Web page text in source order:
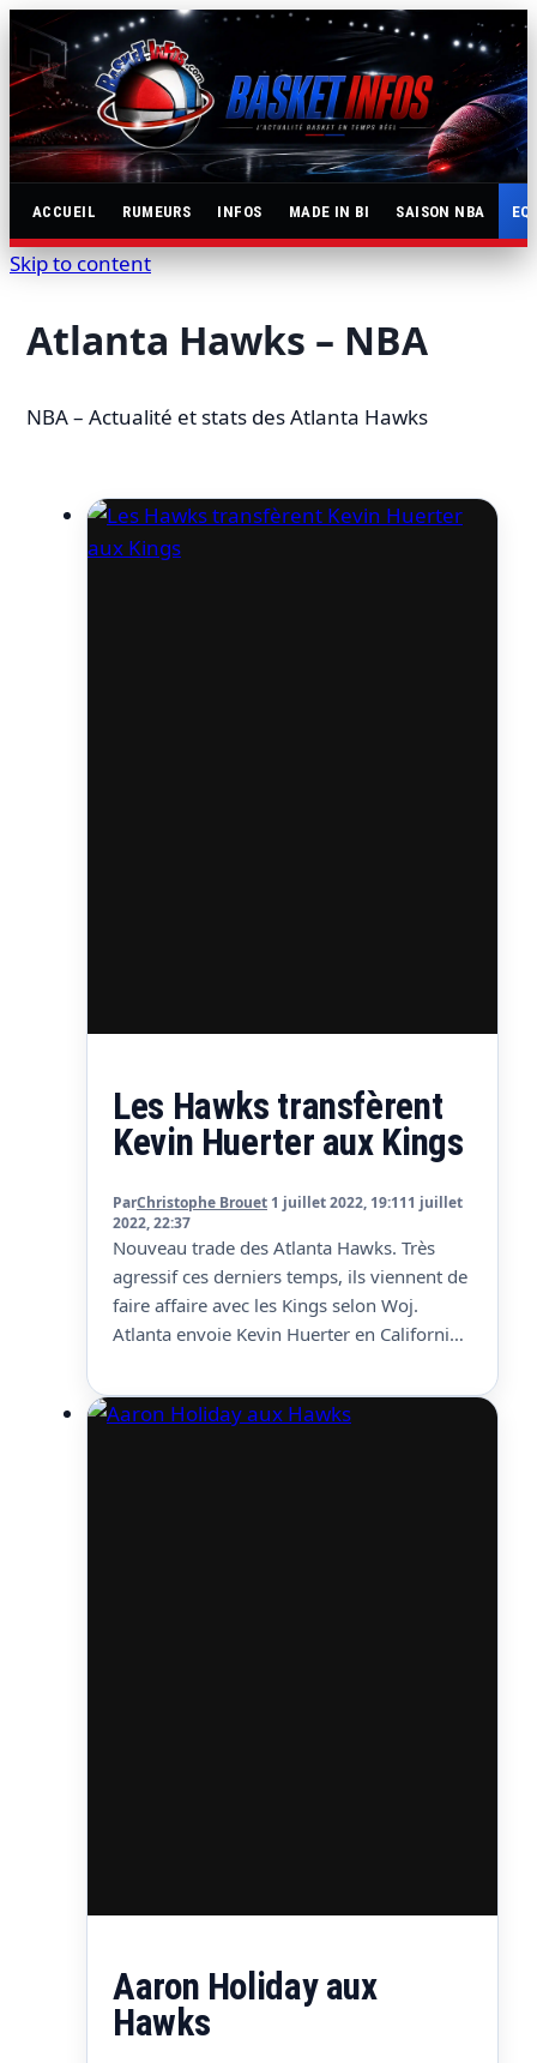
ACCUEIL RUMEURS INFOS MADE IN BI SAISON NBA
Skip to content
Atlanta Hawks – NBA
NBA – Actualité et stats des Atlanta Hawks
Les Hawks transfèrent
Kevin Huerter aux Kings
ParChristophe Brouet 1 juillet 2022, 19:111 juillet
2022, 22:37
Nouveau trade des Atlanta Hawks. Très
agressif ces derniers temps, ils viennent de
faire affaire avec les Kings selon Woj.
Atlanta envoie Kevin Huerter en Californie
Holiday et un futur tour de draft. Le pick
est protégé Top 14 en 2024, puis Top 12 en
Aaron Holiday aux
Hawks